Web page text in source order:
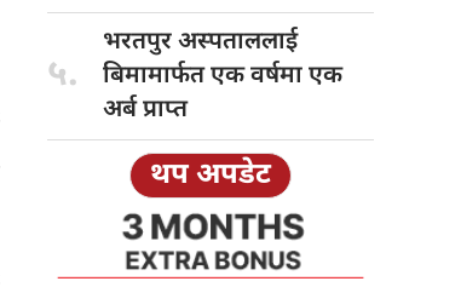
५.
भरतपुर अस्पताललाई
बिमामार्फत एक वर्षमा एक
अर्ब प्राप्त
थप अपडेट